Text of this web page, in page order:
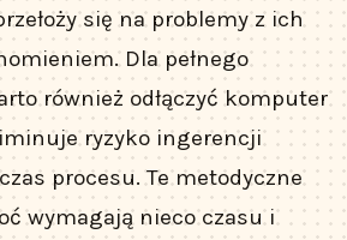
się na problemy z ich
Dla pełnego
również odłączyć komputer
ryzyko ingerencji
procesu. Te metodyczne
wymagają nieco czasu i